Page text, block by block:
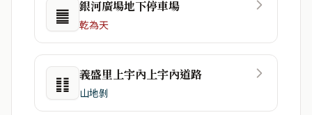
䷀ 銀河廣場地下停車場
乾為天
䷁ 義盛里上宇內上宇內道路
山地剝